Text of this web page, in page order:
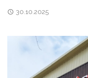
30.10.2025